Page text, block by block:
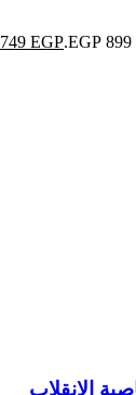
749 EGP